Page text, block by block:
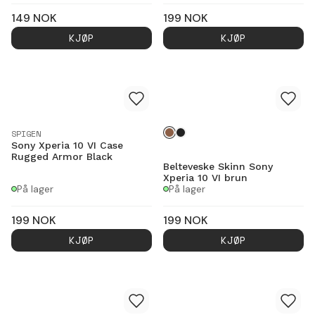
149 NOK
KJØP
199 NOK
KJØP
SPIGEN
Sony Xperia 10 VI Case
Rugged Armor Black
På lager
199 NOK
KJØP
Belteveske Skinn Sony
Xperia 10 VI brun
På lager
199 NOK
KJØP